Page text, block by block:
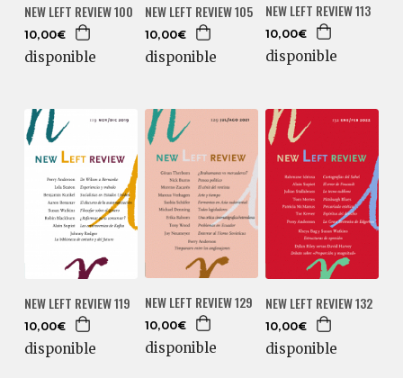
NEW LEFT REVIEW 100
10,00€
disponible
NEW LEFT REVIEW 105
10,00€
disponible
NEW LEFT REVIEW 113
10,00€
disponible
NEW LEFT REVIEW 119
10,00€
disponible
NEW LEFT REVIEW 129
10,00€
disponible
NEW LEFT REVIEW 132
10,00€
disponible